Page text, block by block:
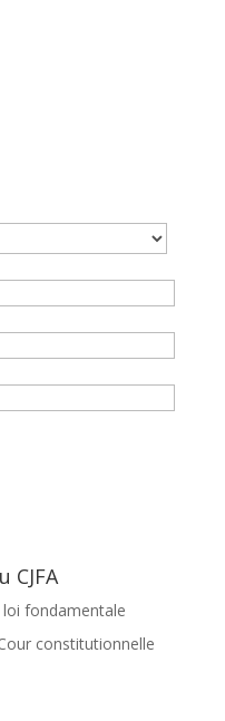
CJFA
loi fondamentale
constitutionnelle